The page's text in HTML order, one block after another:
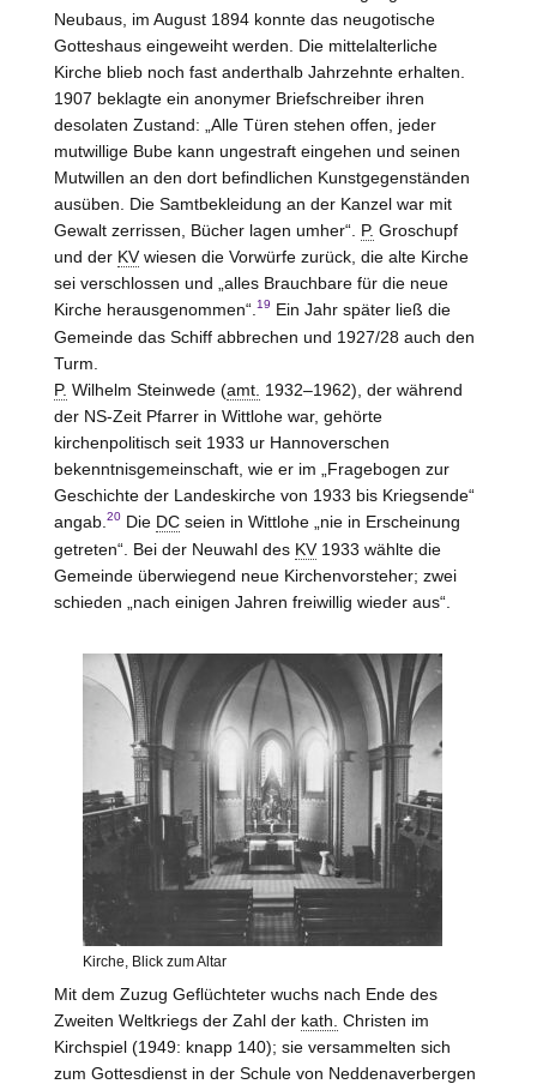
Neubaus, im August 1894 konnte das neugotische
Gotteshaus eingeweiht werden. Die mittelalterliche
Kirche blieb noch fast anderthalb Jahrzehnte erhalten.
1907 beklagte ein anonymer Briefschreiber ihren
desolaten Zustand: „Alle Türen stehen offen, jeder
mutwillige Bube kann ungestraft eingehen und seinen
Mutwillen an den dort befindlichen Kunstgegenständen
ausüben. Die Samtbekleidung an der Kanzel war mit
Gewalt zerrissen, Bücher lagen umher“. P. Groschupf
und der KVwiesen die Vorwürfe zurück, die alte Kirche
sei verschlossen und „alles Brauchbare für die neue
Kirche herausgenommen“. 19 Ein Jahr später ließ die
Gemeinde das Schiff abbrechen und 1927/28 auch den
Turm.
P. Wilhelm Steinwede (amt. 1932–1962), der während
der NS-Zeit Pfarrer in Wittlohe war, gehörte
kirchenpolitisch seit 1933 ur Hannoverschen
bekenntnisgemeinschaft, wie er im „Fragebogen zur
Geschichte der Landeskirche von 1933 bis Kriegsende“
angab. 20Die DCseien in Wittlohe „nie in Erscheinung
getreten“. Bei der Neuwahl des KV1933 wählte die
Gemeinde überwiegend neue Kirchenvorsteher; zwei
schieden „nach einigen Jahren freiwillig wieder aus“.
Kirche, Blick zum Altar
Mit dem Zuzug Geflüchteter wuchs nach Ende des
Zweiten Weltkriegs der Zahl der kath. Christen im
Kirchspiel (1949: knapp 140); sie versammelten sich
zum Gottesdienst in der Schule von Neddenaverbergen